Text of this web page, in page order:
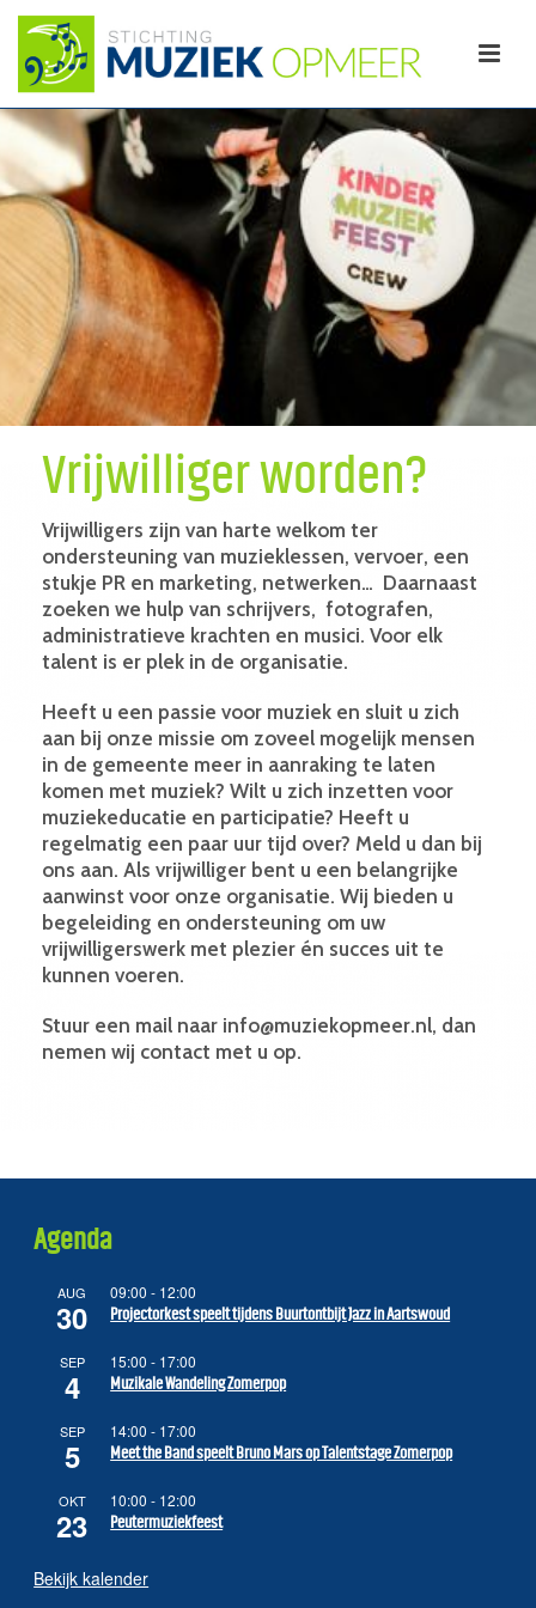
Vrijwilliger worden?
Vrijwilligers zijn van harte welkom ter
ondersteuning van muzieklessen, vervoer, een
stukje PR en marketing, netwerken… Daarnaast
zoeken we hulp van schrijvers, fotografen,
administratieve krachten en musici. Voor elk
talent is er plek in de organisatie.
Heeft u een passie voor muziek en sluit u zich
aan bij onze missie om zoveel mogelijk mensen
in de gemeente meer in aanraking te laten
komen met muziek? Wilt u zich inzetten voor
muziekeducatie en participatie? Heeft u
regelmatig een paar uur tijd over? Meld u dan bij
ons aan. Als vrijwilliger bent u een belangrijke
aanwinst voor onze organisatie. Wij bieden u
begeleiding en ondersteuning om uw
vrijwilligerswerk met plezier én succes uit te
kunnen voeren.
Stuur een mail naar info@muziekopmeer.nl, dan
nemen wij contact met u op.
Agenda
AUG
30
09:00 - 12:00
Projectorkest speelt tijdens Buurtontbijt Jazz in Aartswoud
SEP
4
15:00 - 17:00
Muzikale Wandeling Zomerpop
SEP
5
14:00 - 17:00
Meet the Band speelt Bruno Mars op Talentstage Zomerpop
OKT
23
10:00 - 12:00
Peutermuziekfeest
Bekijk kalender